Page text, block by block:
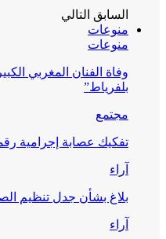
السابق التالي
منوعات
منوعات
وفاة الفنان المغربي
بلفرياط”
مجتمع
تفكيك عصابة إجرامية
آراء
بلاغ بشأن جدل تنظيم
آراء